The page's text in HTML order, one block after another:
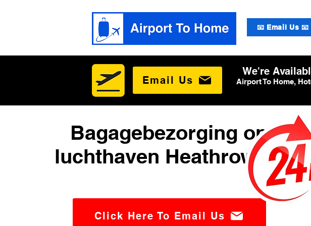
📧 Email Us 📧
Email Us
We're
Airport To Home,
Bagagebezorging op
luchthaven Heathrow T6
Click Here To Email Us